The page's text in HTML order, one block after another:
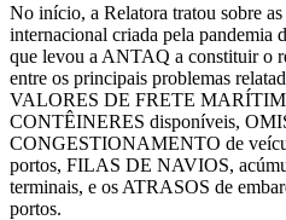
No início, a Relatora tratou sobre
internacional criada pela pandemia
que levou a ANTAQ a constituir o
entre os principais problemas
VALORES DE FRETE
CONTÊINERES disponíveis,
CONGESTIONAMENTO de
portos, FILAS DE NAVIOS,
terminais, e os ATRASOS de
portos.